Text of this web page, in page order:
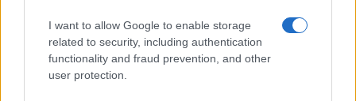
I want to allow Google to enable storage
related to security, including authentication
functionality and fraud prevention, and other
user protection.